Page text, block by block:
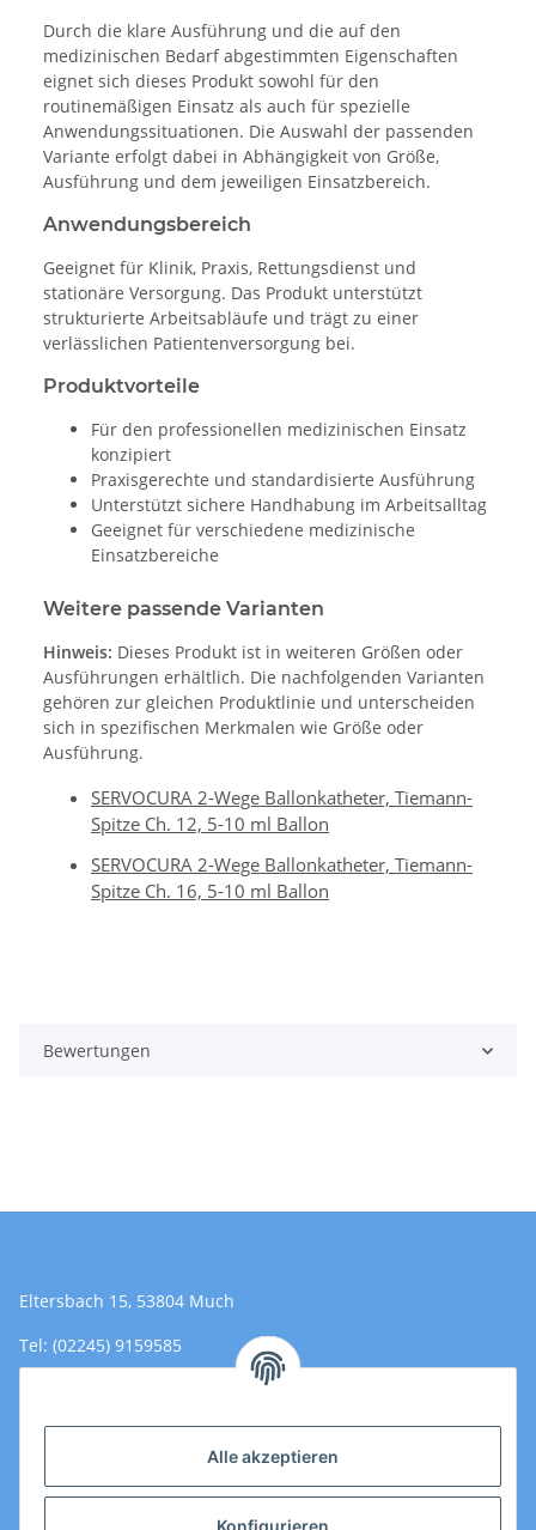
Alle akzeptieren
Durch die klare Ausführung und die auf den
medizinischen Bedarf abgestimmten Eigenschaften
eignet sich dieses Produkt sowohl für den
routinemäßigen Einsatz als auch für spezielle
Anwendungssituationen. Die Auswahl der passenden
Variante erfolgt dabei in Abhängigkeit von Größe,
Ausführung und dem jeweiligen Einsatzbereich.
Anwendungsbereich
Geeignet für Klinik, Praxis, Rettungsdienst und
stationäre Versorgung. Das Produkt unterstützt
strukturierte Arbeitsabläufe und trägt zu einer
verlässlichen Patientenversorgung bei.
Produktvorteile
Für den professionellen medizinischen Einsatz
konzipiert
Praxisgerechte und standardisierte Ausführung
Unterstützt sichere Handhabung im Arbeitsalltag
Geeignet für verschiedene medizinische
Einsatzbereiche
Weitere passende Varianten
Hinweis: Dieses Produkt ist in weiteren Größen oder
Ausführungen erhältlich. Die nachfolgenden Varianten
gehören zur gleichen Produktlinie und unterscheiden
sich in spezifischen Merkmalen wie Größe oder
Ausführung.
SERVOCURA 2-Wege Ballonkatheter, Tiemann-
Spitze Ch. 12, 5-10 ml Ballon
SERVOCURA 2-Wege Ballonkatheter, Tiemann-
Spitze Ch. 16, 5-10 ml Ballon
Bewertungen
Eltersbach 15, 53804 Much
Tel: (02245) 9159585
Email: Kontakt@toromedical.de
Öffnungszeiten (Mo-Fr.) 8:00 - 17:00